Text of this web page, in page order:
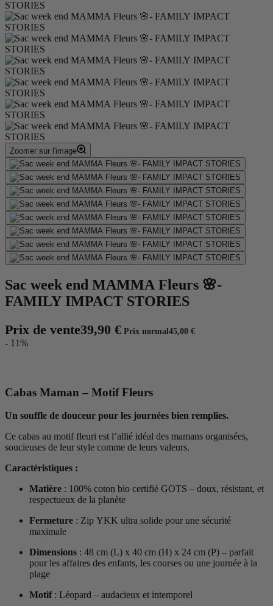
Zoomer sur l'image
Sac week end MAMMA Fleurs 🌸-
FAMILY IMPACT STORIES
Prix de vente39,90 € Prix normal 45,00 €
- 11%
Cabas Maman – Motif Fleurs
Un souffle de douceur pour les journées bien remplies.
Ce cabas au motif fleuri est l’allié idéal des mamans organisées,
soucieuses de leur style comme de leurs valeurs.
Caractéristiques :
Matière : 100% coton bio certifié GOTS – doux, résistant, et
respectueux de la planète
Fermeture : Zip YKK ultra solide pour une sécurité
maximale
Dimensions : 48 cm (L) x 40 cm (H) x 24 cm (P) – parfait
pour les affaires des enfants, les courses ou une journée à la
plage
Motif: Léopard – audacieux et intemporel